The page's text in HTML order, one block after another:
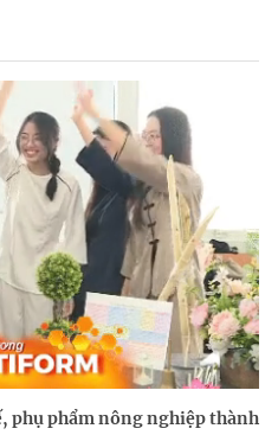
phụ phẩm nông nghiệp thành